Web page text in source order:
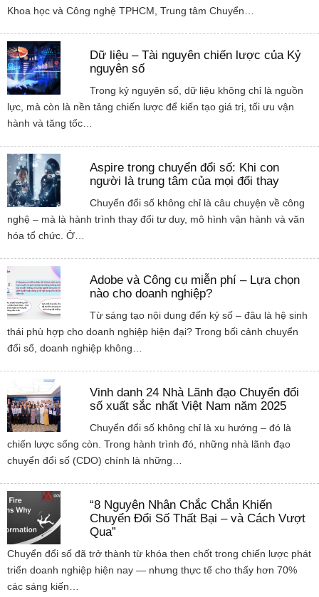
Khoa học và Công nghệ TPHCM, Trung tâm Chuyển…
Dữ liệu – Tài nguyên chiến lược của Kỷ
nguyên số
Trong kỷ nguyên số, dữ liệu không chỉ là nguồn
lực, mà còn là nền tảng chiến lược để kiến tạo giá trị, tối ưu vận
hành và tăng tốc…
Aspire trong chuyển đổi số: Khi con
người là trung tâm của mọi đổi thay
Chuyển đổi số không chỉ là câu chuyện về công
nghệ – mà là hành trình thay đổi tư duy, mô hình vận hành và văn
hóa tổ chức. Ở…
Adobe và Công cụ miễn phí – Lựa chọn
nào cho doanh nghiệp?
Từ sáng tạo nội dung đến ký số – đâu là hệ sinh
thái phù hợp cho doanh nghiệp hiện đại? Trong bối cảnh chuyển
đổi số, doanh nghiệp không…
Vinh danh 24 Nhà Lãnh đạo Chuyển đổi
số xuất sắc nhất Việt Nam năm 2025
Chuyển đổi số không chỉ là xu hướng – đó là
chiến lược sống còn. Trong hành trình đó, những nhà lãnh đạo
chuyển đổi số (CDO) chính là những…
“8 Nguyên Nhân Chắc Chắn Khiến
Chuyển Đổi Số Thất Bại – và Cách Vượt
Qua”
Chuyển đổi số đã trở thành từ khóa then chốt trong chiến lược phát
triển doanh nghiệp hiện nay — nhưng thực tế cho thấy hơn 70%
các sáng kiến…